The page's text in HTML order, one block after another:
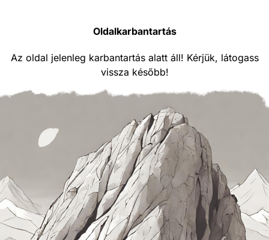
Oldalkarbantartás
Az oldal jelenleg karbantartás alatt áll! Kérjük, látogass
vissza később!